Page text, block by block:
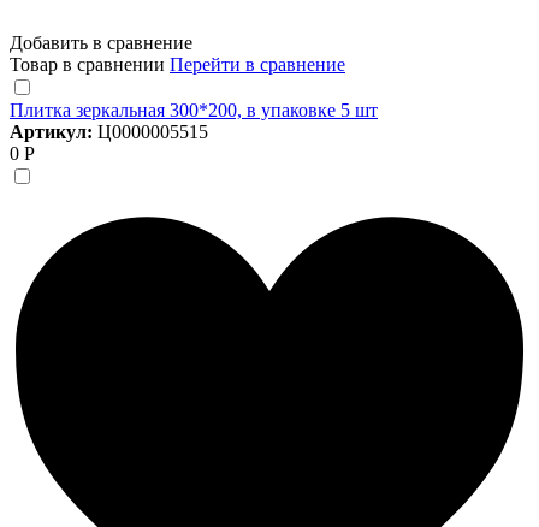
Добавить в сравнение
Товар в сравнении Перейти в сравнение
Плитка зеркальная 300*200, в упаковке 5 шт
Артикул: Ц0000005515
0 Р